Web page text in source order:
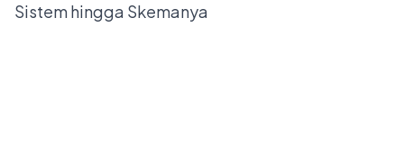
Sistem hingga Skemanya